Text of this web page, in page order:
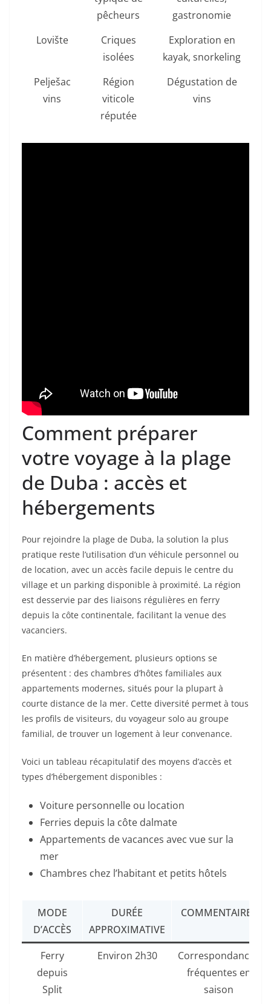
pêcheurs
gastronomie
Lovište
Criques
isolées
Exploration en
kayak, snorkeling
Pelješac
vins
Région
viticole
réputée
Dégustation de
vins
Comment préparer
votre voyage à la plage
de Duba : accès et
hébergements
Pour rejoindre la plage de Duba, la solution la plus
pratique reste l’utilisation d’un véhicule personnel ou
de location, avec un accès facile depuis le centre du
village et un parking disponible à proximité. La région
est desservie par des liaisons régulières en ferry
depuis la côte continentale, facilitant la venue des
vacanciers.
En matière d’hébergement, plusieurs options se
présentent : des chambres d’hôtes familiales aux
appartements modernes, situés pour la plupart à
courte distance de la mer. Cette diversité permet à tous
les profils de visiteurs, du voyageur solo au groupe
familial, de trouver un logement à leur convenance.
Voici un tableau récapitulatif des moyens d’accès et
types d’hébergement disponibles :
Voiture personnelle ou location
Ferries depuis la côte dalmate
Appartements de vacances avec vue sur la
mer
Chambres chez l’habitant et petits hôtels
MODE
D’ACCÈS
DURÉE
APPROXIMATIVE
COMMENTAIRES
Ferry
depuis
Split
Environ 2h30
Correspondances
fréquentes en
saison